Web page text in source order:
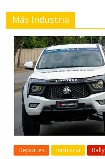
Más Industria
Deportes Industria Rally